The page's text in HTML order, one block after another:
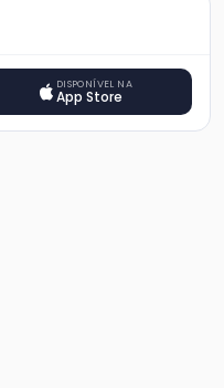
DISPONÍVEL NA
App Store